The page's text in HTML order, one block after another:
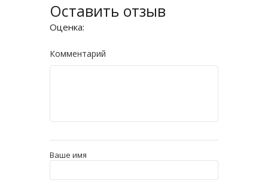
Оставить отзыв
Оценка:
Комментарий
Ваше имя